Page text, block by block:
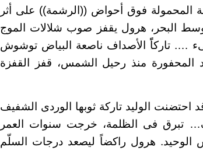
المحمولة فوق أحواض ((الرشمة)) على أثر
وسط البحر، هرول يقفز صوب شلالات الموج
…. تاركاًً الأصداف ناصعة البياض توشوش
المحفورة منذ رحيل الشمس، قفز القفزة
احتضنت الوليد تاركة ثوبها الوردى الشفيف
تبرق فى الظلمة، خرجت سنوات العمر
الوحيد. هرول راكضاً ليصعد درجات السلّم